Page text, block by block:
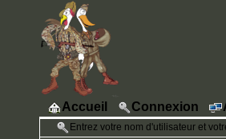
Accueil Connexion
Entrez votre nom d'utilisateur et